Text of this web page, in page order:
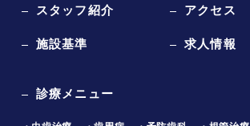
スタッフ紹介
施設基準
アクセス
求人情報
診療メニュー